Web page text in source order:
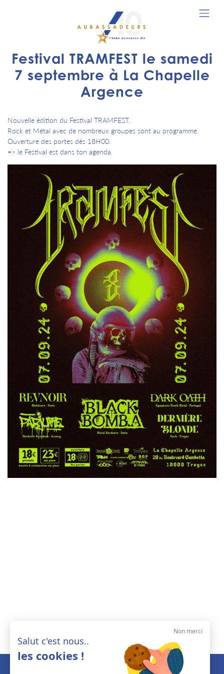
Festival TRAMFEST le samedi
7 septembre à La Chapelle
Argence
Nouvelle édition du Festival TRAMFEST.
Rock et Métal avec de nombreux groupes sont au programme.
Ouverture des portes dès 18H00.
=> le Festival est dans ton agenda.
Non merci
Salut c'est nous..
les cookies !